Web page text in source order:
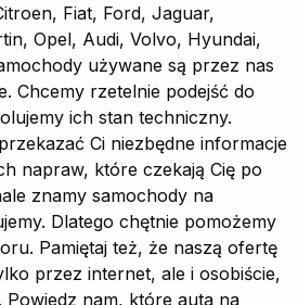
Fiat, Ford, Jaguar,
Opel, Audi, Volvo, Hyundai,
używane są przez nas
Chcemy rzetelnie podejść do
ich stan techniczny.
Ci niezbędne informacje
napraw, które czekają Cię po
znamy samochody na
Dlatego chętnie pomożemy
Pamiętaj też, że naszą ofertę
przez internet, ale i osobiście,
Powiedz nam, które auta na